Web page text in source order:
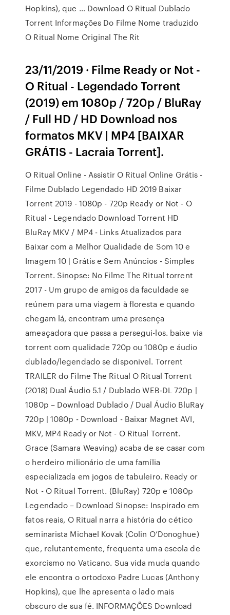
Hopkins), que … Download O Ritual Dublado
Torrent Informações Do Filme Nome traduzido
O Ritual Nome Original The Rit
23/11/2019 · Filme Ready or Not -
O Ritual - Legendado Torrent
(2019) em 1080p / 720p / BluRay
/ Full HD / HD Download nos
formatos MKV | MP4 [BAIXAR
GRÁTIS - Lacraia Torrent].
O Ritual Online - Assistir O Ritual Online Grátis -
Filme Dublado Legendado HD 2019 Baixar
Torrent 2019 - 1080p - 720p Ready or Not - O
Ritual - Legendado Download Torrent HD
BluRay MKV / MP4 - Links Atualizados para
Baixar com a Melhor Qualidade de Som 10 e
Imagem 10 | Grátis e Sem Anúncios - Simples
Torrent. Sinopse: No Filme The Ritual torrent
2017 - Um grupo de amigos da faculdade se
reúnem para uma viagem à floresta e quando
chegam lá, encontram uma presença
ameaçadora que passa a persegui-los. baixe via
torrent com qualidade 720p ou 1080p e áudio
dublado/legendado se disponivel. Torrent
TRAILER do Filme The Ritual O Ritual Torrent
(2018) Dual Áudio 5.1 / Dublado WEB-DL 720p |
1080p – Download Dublado / Dual Áudio BluRay
720p | 1080p - Download - Baixar Magnet AVI,
MKV, MP4 Ready or Not - O Ritual Torrent.
Grace (Samara Weaving) acaba de se casar com
o herdeiro milionário de uma família
especializada em jogos de tabuleiro. Ready or
Not - O Ritual Torrent. (BluRay) 720p e 1080p
Legendado – Download Sinopse: Inspirado em
fatos reais, O Ritual narra a história do cético
seminarista Michael Kovak (Colin O’Donoghue)
que, relutantemente, frequenta uma escola de
exorcismo no Vaticano. Sua vida muda quando
ele encontra o ortodoxo Padre Lucas (Anthony
Hopkins), que lhe apresenta o lado mais
obscuro de sua fé. INFORMAÇÕES Download